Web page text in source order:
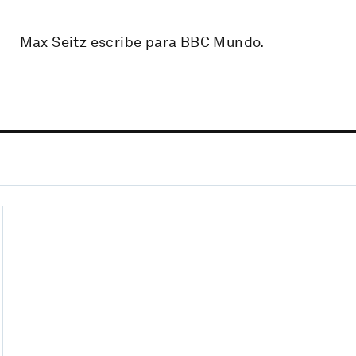
Max Seitz escribe para BBC Mundo.